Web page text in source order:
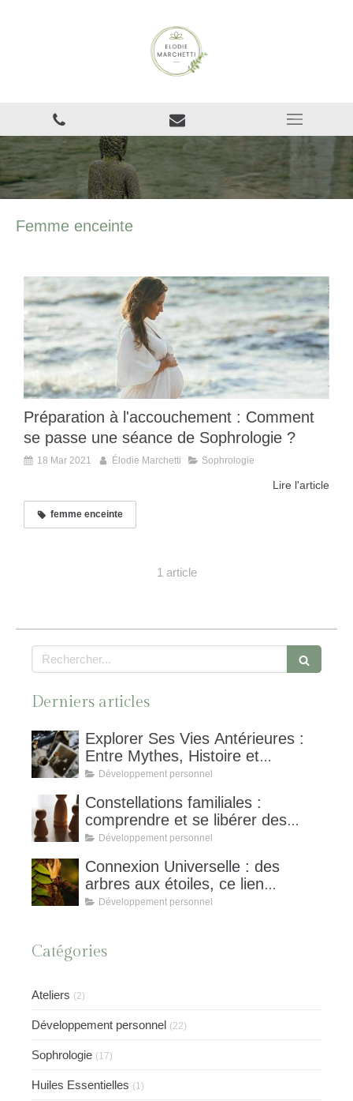
Femme enceinte
Préparation à l'accouchement : Comment
se passe une séance de Sophrologie ?
18 Mar 2021 Élodie Marchetti Sophrologie
Lire l'article
femme enceinte
1 article
Rechercher
Derniers articles
Explorer Ses Vies Antérieures :
Entre Mythes, Histoire et
Hypnose Spirituelle,
Développement personnel
Constellations familiales :
comprendre et se libérer des
schémas invisibles
Développement personnel
Connexion Universelle : des
arbres aux étoiles, ce lien
invisible qui nous unit et nourrit
Développement personnel
Catégories
Ateliers (2)
Développement personnel (22)
Sophrologie (17)
Huiles Essentielles (1)